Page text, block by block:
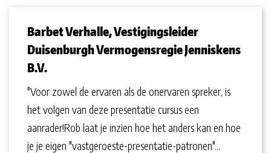
Barbet Verhalle, Vestigingsleider
Duisenburgh Vermogensregie Jenniskens
B.V.
"Voor zowel de ervaren als de onervaren spreker, is
het volgen van deze presentatie cursus een
aanrader!Rob laat je inzien hoe het anders kan en hoe
je je eigen "vastgeroeste-presentatie-patronen"...